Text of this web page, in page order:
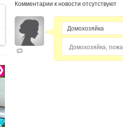
Комментарии к новости отсутствуют
Домохозяйка,